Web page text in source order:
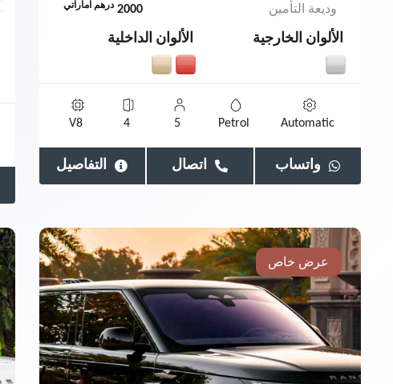
وديعة التأمين 2000 درهم اماراتي
الألوان الخارجية الألوان الداخلية
Automatic
Petrol
5
4
V8
واتساب اتصال التفاصيل
عرض خاص